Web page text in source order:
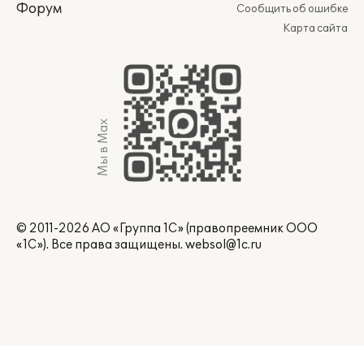
Форум
Сообщить об ошибке
Карта сайта
Мы в Max
© 2011-2026 АО «Группа 1С» (правопреемник ООО
«1С»). Все права защищены. websol@1c.ru